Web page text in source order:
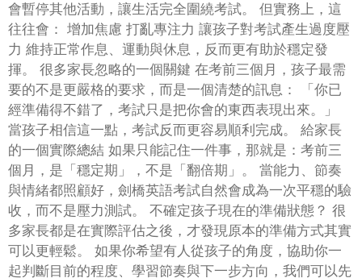
會暫停其他活動，讓生活完全圍繞考試。 但實務上，這
往往會： 增加焦慮 打亂專注力 讓孩子對考試產生過度壓
力 維持正常作息、運動與休息，反而更有助於穩定發
揮。 很多家長忽略的一個關鍵 在考前三個月，孩子最需
要的不是更嚴格的要求，而是一個清楚的訊息： 「你已
經準備得不錯了，考試只是把你會的東西表現出來。」
當孩子相信這一點，考試反而更容易順利完成。 給家長
的一個實際總結 如果只能記住一件事，那就是：考前三
個月，是「穩定期」，不是「翻倍期」。 當能力、節奏
與情緒都照顧好，劍橋英語考試自然會成為一次平穩的驗
收，而不是壓力測試。 不確定孩子現在的準備狀態？ 很
多家長都是在實際評估之後，才發現原本的準備方式其實
可以更輕鬆。 如果你希望有人從孩子的角度，協助你一
起判斷目前的程度、學習節奏與下一步方向，我們可以先